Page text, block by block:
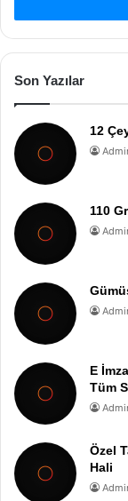
Son Yazılar
12
110
E
Tüm
Özel
Hali